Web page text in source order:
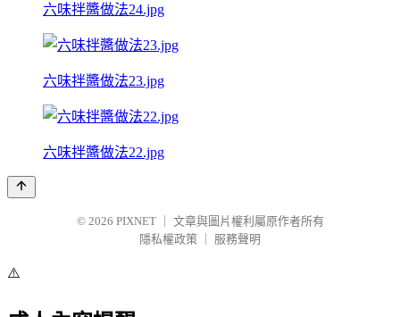
六味拌醬做法24.jpg
六味拌醬做法23.jpg
六味拌醬做法22.jpg
© 2026 PIXNET
文章與圖片權利屬原作者所有
隱私權政策
服務聲明
⚠️